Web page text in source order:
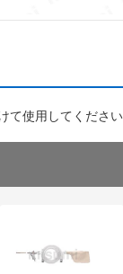
て使用してくださ